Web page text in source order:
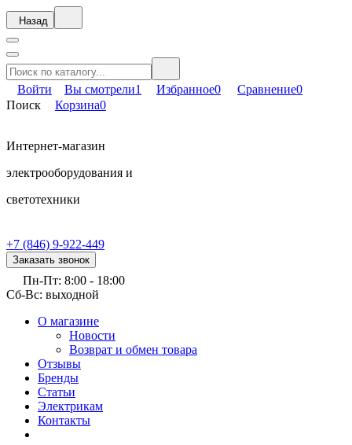
Назад
Войти Вы смотрели1 Избранное0 Сравнение0
Поиск
Корзина0
Интернет-магазин
электрооборудования и
светотехники
+7 (846) 9-922-449
Заказать звонок
Пн-Пт: 8:00 - 18:00
Сб-Вс: выходной
О магазине
Новости
Возврат и обмен товара
Отзывы
Бренды
Статьи
Электрикам
Контакты